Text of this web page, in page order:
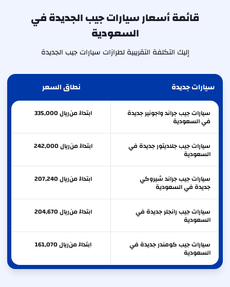
قائمة أسعار سيارات جيب الجديدة في
السعودية
إليك التكلفة التقريبية لطرازات سيارات جيب الجديدة
سيارات جديدة نطاق السعر
سيارات جيب جراند واجونير جديدة
في السعودية
ابتداءً من 335,000ريال
سيارات جيب جلاديتور جديدة في
السعودية
ابتداءً من 242,000ريال
سيارات جيب جراند شيروكي
جديدة في السعودية
ابتداءً من 207,240ريال
سيارات جيب رانجلر جديدة في
السعودية
ابتداءً من 204,670ريال
سيارات جيب كومندر جديدة في
السعودية
ابتداءً من 161,070ريال